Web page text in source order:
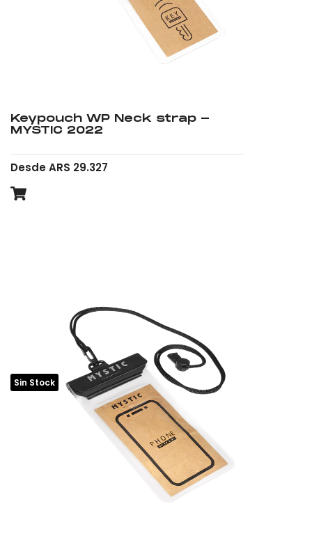
Keypouch WP Neck strap -
MYSTIC 2022
Desde ARS 29.327
Sin Stock